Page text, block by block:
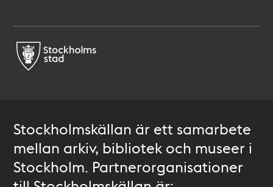
Stockholmskällan är ett samarbete
mellan arkiv, bibliotek och museer i
Stockholm. Partnerorganisationer